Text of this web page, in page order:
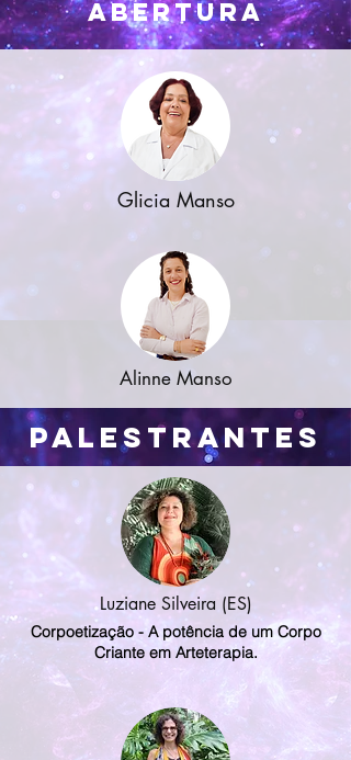
abertura
Glicia Manso
Alinne Manso
Palestrantes
Luziane Silveira (ES)
Corpoetização - A potência de um Corpo
Criante em Arteterapia.